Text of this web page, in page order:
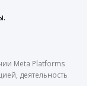
Meta Platforms
деятельность